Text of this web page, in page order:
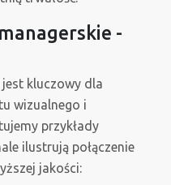
-
kluczowy dla
wizualnego i
przykłady
ilustrują połączenie
jakości: